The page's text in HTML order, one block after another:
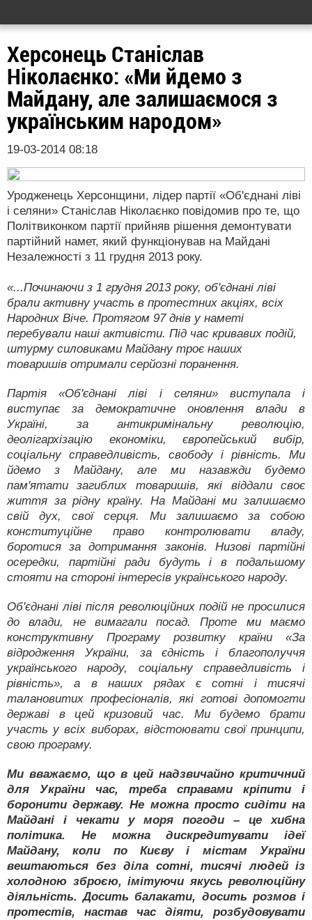
Херсонець Станіслав
Ніколаєнко: «Ми йдемо з
Майдану, але залишаємося з
українським народом»
19-03-2014 08:18
Уродженець Херсонщини, лідер партії «Об'єднані ліві
і селяни» Станіслав Ніколаєнко повідомив про те, що
Політвиконком партії прийняв рішення демонтувати
партійний намет, який функціонував на Майдані
Незалежності з 11 грудня 2013 року.
«...Починаючи з 1 грудня 2013 року, об'єднані ліві
брали активну участь в протестних акціях, всіх
Народних Віче. Протягом 97 днів у наметі
перебували наші активісти. Під час кривавих подій,
штурму силовиками Майдану троє наших
товаришів отримали серйозні поранення.
Партія «Об'єднані ліві і селяни» виступала і
виступає за демократичне оновлення влади в
Україні, за антикримінальну революцію,
деолігархізацію економіки, європейський вибір,
соціальну справедливість, свободу і рівність. Ми
йдемо з Майдану, але ми назавжди будемо
пам'ятати загиблих товаришів, які віддали своє
життя за рідну країну. На Майдані ми залишаємо
свій дух, свої серця. Ми залишаємо за собою
конституційне право контролювати владу,
боротися за дотримання законів. Низові партійні
осередки, партійні ради будуть і в подальшому
стояти на стороні інтересів українського народу.
Об'єднані ліві після революційних подій не просилися
до влади, не вимагали посад. Проте ми маємо
конструктивну Програму розвитку країни «За
відродження України, за єдність і благополуччя
українського народу, соціальну справедливість і
рівність», а в наших рядах є сотні і тисячі
талановитих професіоналів, які готові допомогти
державі в цей кризовий час. Ми будемо брати
участь у всіх виборах, відстоювати свої принципи,
свою програму.
Ми вважаємо, що в цей надзвичайно критичний
для України час, треба справами кріпити і
боронити державу. Не можна просто сидіти на
Майдані і чекати у моря погоди – це хибна
політика. Не можна дискредитувати ідеї
Майдану, коли по Києву і містам України
вештаються без діла сотні, тисячі людей із
холодною зброєю, імітуючи якусь революційну
діяльність. Досить балакати, досить розмов і
протестів, настав час діяти, розбудовувати